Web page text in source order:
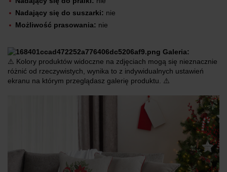
Nadający się do suszarki: nie
Możliwość prasowania: nie
Galeria:
⚠️ Kolory produktów widoczne na zdjęciach mogą się nieznacznie
różnić od rzeczywistych, wynika to z indywidualnych ustawień
ekranu na którym przeglądasz galerię produktu. ⚠️